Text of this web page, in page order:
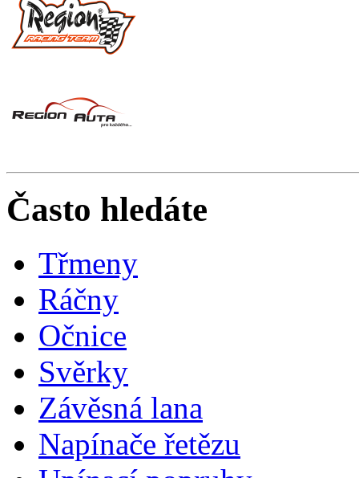
Často hledáte
Třmeny
Ráčny
Očnice
Svěrky
Závěsná lana
Napínače řetězu